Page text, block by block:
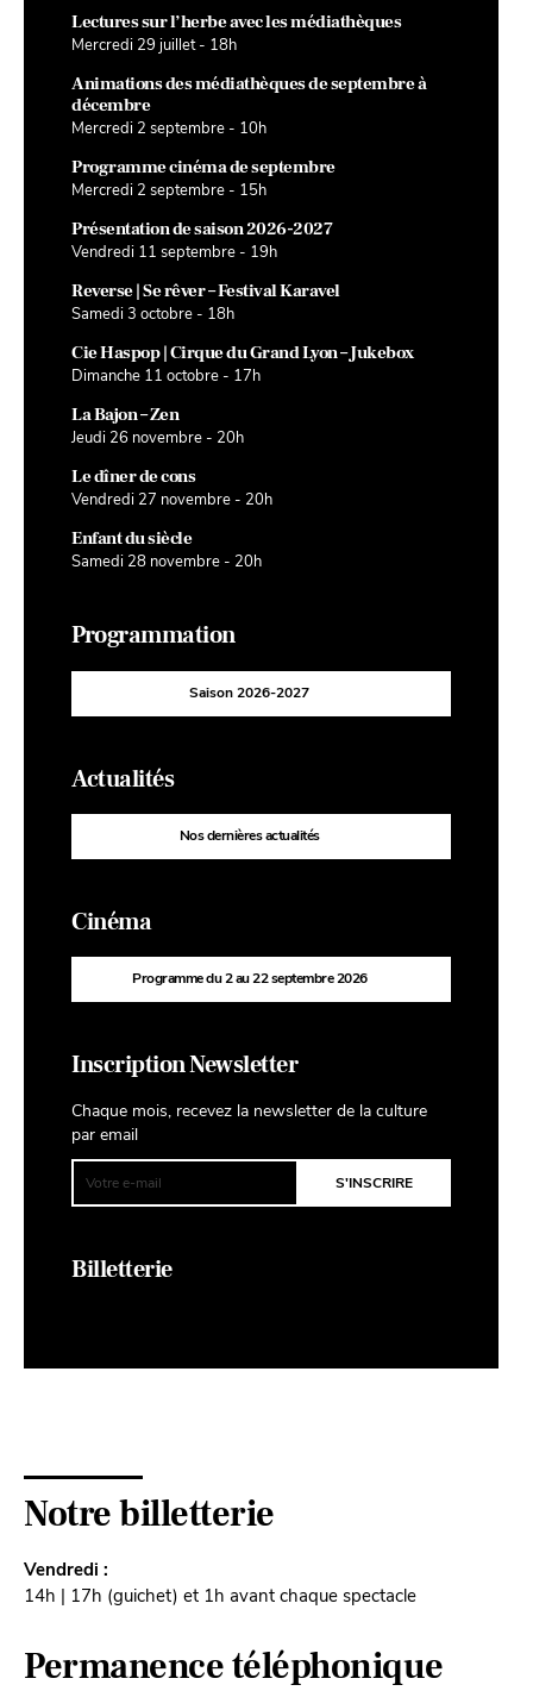
Lectures sur l’herbe avec les médiathèques
Mercredi 29 juillet - 18h
Animations des médiathèques de septembre à
décembre
Mercredi 2 septembre - 10h
Programme cinéma de septembre
Mercredi 2 septembre - 15h
Présentation de saison 2026-2027
Vendredi 11 septembre - 19h
Reverse | Se rêver – Festival Karavel
Samedi 3 octobre - 18h
Cie Haspop | Cirque du Grand Lyon – Jukebox
Dimanche 11 octobre - 17h
La Bajon – Zen
Jeudi 26 novembre - 20h
Le dîner de cons
Vendredi 27 novembre - 20h
Enfant du siècle
Samedi 28 novembre - 20h
Programmation
Saison 2026-2027
Actualités
Nos dernières actualités
Cinéma
Programme du 2 au 22 septembre 2026
Inscription Newsletter
Chaque mois, recevez la newsletter de la culture
par email
Billetterie
Notre billetterie
Vendredi :
14h | 17h (guichet) et 1h avant chaque spectacle
Permanence téléphonique